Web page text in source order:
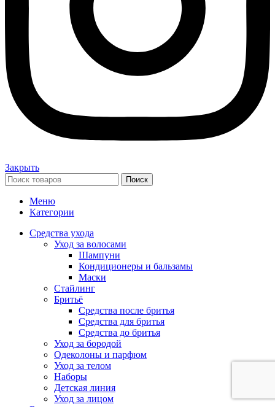
Закрыть
Поиск
Меню
Категории
Средства ухода
Уход за волосами
Шампуни
Кондиционеры и бальзамы
Маски
Стайлинг
Бритьё
Средства после бритья
Средства для бритья
Средства до бритья
Уход за бородой
Одеколоны и парфюм
Уход за телом
Наборы
Детская линия
Уход за лицом